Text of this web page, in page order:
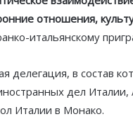
отношения,
итальянскому
делегация, в состав
дел
Италии в Монако.